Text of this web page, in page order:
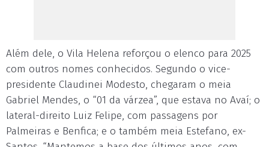
Além dele, o Vila Helena reforçou o elenco para 2025
com outros nomes conhecidos. Segundo o vice-
presidente Claudinei Modesto, chegaram o meia
Gabriel Mendes, o “01 da várzea”, que estava no Avaí; o
lateral-direito Luiz Felipe, com passagens por
Palmeiras e Benfica; e o também meia Estefano, ex-